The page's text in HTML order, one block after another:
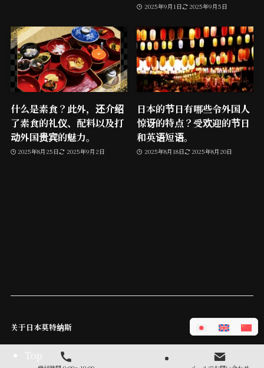
2025年9月1日 2025年9月5日
什么是素食？此外，还介绍
了素食的礼仪、配料以及打
动外国贵宾的魅力。
2025年8月25日 2025年9月2日
日本的节日有哪些令外国人
惊讶的特点？受欢迎的节日
和英语短语。
2025年8月18日 2025年8月20日
关于日本莫特纳斯
Top